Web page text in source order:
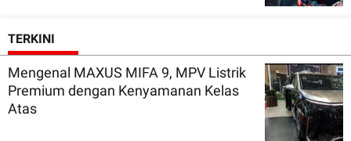
TERKINI
Mengenal MAXUS MIFA 9, MPV Listrik
Premium dengan Kenyamanan Kelas
Atas